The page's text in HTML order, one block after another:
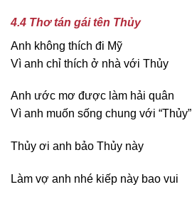
4.4 Thơ tán gái tên Thủy
Anh không thích đi Mỹ
Vì anh chỉ thích ở nhà với Thủy
Anh ước mơ được làm hải quân
Vì anh muốn sống chung với “Thủy”
Thủy ơi anh bảo Thủy này
Làm vợ anh nhé kiếp này bao vui